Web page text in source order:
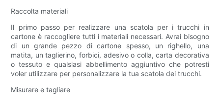
Raccolta materiali
Il primo passo per realizzare una scatola per i trucchi in
cartone è raccogliere tutti i materiali necessari. Avrai bisogno
di un grande pezzo di cartone spesso, un righello, una
matita, un taglierino, forbici, adesivo o colla, carta decorativa
o tessuto e qualsiasi abbellimento aggiuntivo che potresti
voler utilizzare per personalizzare la tua scatola dei trucchi.
Misurare e tagliare